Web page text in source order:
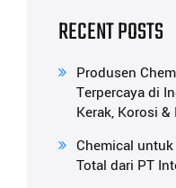
RECENT POSTS
Produsen
Terpercaya di
Kerak, Korosi
Chemical
Total dari PT